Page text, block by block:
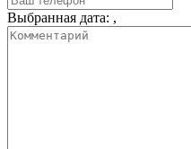
Выбранная дата: ,